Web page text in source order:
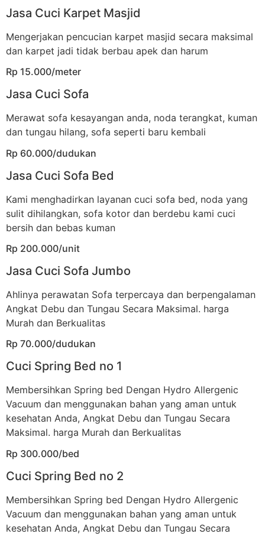
Jasa Cuci Karpet Masjid
Mengerjakan pencucian karpet masjid secara maksimal
dan karpet jadi tidak berbau apek dan harum
Rp 15.000/meter
Jasa Cuci Sofa
Merawat sofa kesayangan anda, noda terangkat, kuman
dan tungau hilang, sofa seperti baru kembali
Rp 60.000/dudukan
Jasa Cuci Sofa Bed
Kami menghadirkan layanan cuci sofa bed, noda yang
sulit dihilangkan, sofa kotor dan berdebu kami cuci
bersih dan bebas kuman
Rp 200.000/unit
Jasa Cuci Sofa Jumbo
Ahlinya perawatan Sofa terpercaya dan berpengalaman
Angkat Debu dan Tungau Secara Maksimal. harga
Murah dan Berkualitas
Rp 70.000/dudukan
Cuci Spring Bed no 1
Membersihkan Spring bed Dengan Hydro Allergenic
Vacuum dan menggunakan bahan yang aman untuk
kesehatan Anda, Angkat Debu dan Tungau Secara
Maksimal. harga Murah dan Berkualitas
Rp 300.000/bed
Cuci Spring Bed no 2
Membersihkan Spring bed Dengan Hydro Allergenic
Vacuum dan menggunakan bahan yang aman untuk
kesehatan Anda, Angkat Debu dan Tungau Secara